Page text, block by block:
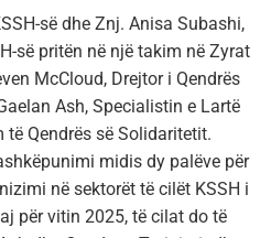
së dhe Znj. Anisa Subashi,
së pritën në një takim në Zyrat
McCloud, Drejtor i Qendrës
Ash, Specialistin e Lartë
Qendrës së Solidaritetit.
midis dy palëve për
në sektorët të cilët KSSH i
për vitin 2025, të cilat do të